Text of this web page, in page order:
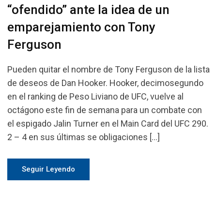
“ofendido” ante la idea de un
emparejamiento con Tony
Ferguson
Pueden quitar el nombre de Tony Ferguson de la lista
de deseos de Dan Hooker. Hooker, decimosegundo
en el ranking de Peso Liviano de UFC, vuelve al
octágono este fin de semana para un combate con
el espigado Jalin Turner en el Main Card del UFC 290.
2 – 4 en sus últimas se obligaciones […]
Seguir Leyendo